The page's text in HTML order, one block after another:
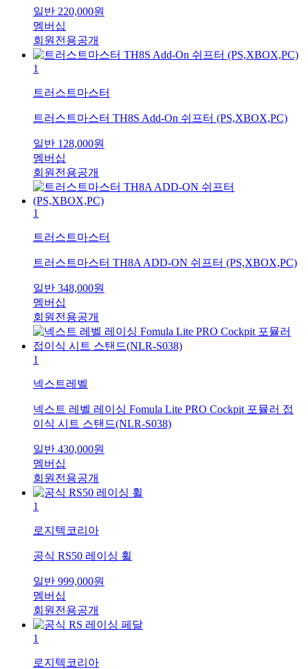
일반 220,000원
멤버십
회원전용공개
1
트러스트마스터
트러스트마스터 TH8S Add-On 쉬프터 (PS,XBOX,PC)
일반 128,000원
멤버십
회원전용공개
1
트러스트마스터
트러스트마스터 TH8A ADD-ON 쉬프터 (PS,XBOX,PC)
일반 348,000원
멤버십
회원전용공개
1
넥스트레벨
넥스트 레벨 레이싱 Fomula Lite PRO Cockpit 포뮬러 접
이식 시트 스탠드(NLR-S038)
일반 430,000원
멤버십
회원전용공개
1
로지텍코리아
공식 RS50 레이싱 휠
일반 999,000원
멤버십
회원전용공개
1
로지텍코리아